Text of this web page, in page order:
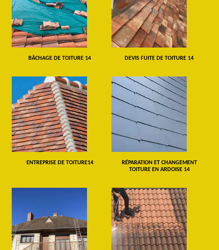
BÂCHAGE DE TOITURE 14 DEVIS FUITE DE TOITURE 14
ENTREPRISE DE TOITURE14
RÉPARATION ET CHANGEMENT
TOITURE EN ARDOISE 14